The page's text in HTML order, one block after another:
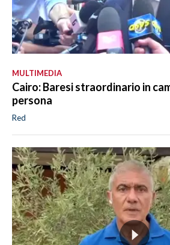
MULTIMEDIA
Cairo: Baresi straordinario in
persona
Red